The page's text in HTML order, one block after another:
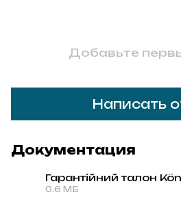
Добавьте
Написать
Документация
Гарантійний талон
0.6 МБ